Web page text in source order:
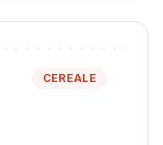
CEREALE